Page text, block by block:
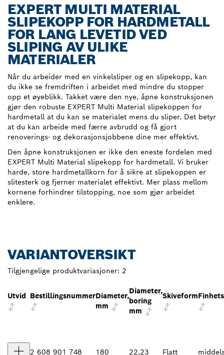
EXPERT MULTI MATERIAL
SLIPEKOPP FOR HARDMETALL
FOR LANG LEVETID VED
SLIPING AV ULIKE
MATERIALER
Når du arbeider med en vinkelsliper og en slipekopp, kan
du ikke se fremdriften i arbeidet med mindre du stopper
opp et øyeblikk. Takket være den nye, åpne konstruksjonen
gjør den robuste EXPERT Multi Material slipekoppen for
hardmetall at du kan se materialet mens du sliper. Det betyr
at du kan arbeide med færre avbrudd og få gjort
renoverings- og dekorasjonsjobbene dine mer effektivt.
Den åpne konstruksjonen er ikke den eneste fordelen med
EXPERT Multi Material slipekopp for hardmetall. Vi bruker
harde, store hardmetallkorn for å sikre at slipekoppen er
slitesterk og fjerner materialet effektivt. Mer plass mellom
kornene forhindrer tilstopping, noe som gjør arbeidet
enklere.
VARIANTOVERSIKT
Tilgjengelige produktvariasjoner: 2
Utvid BestillingsnummerDiameter,
mm
Diameter,
boring
mm
Skiveform
2 608 901 748 180 22,23 Flatt